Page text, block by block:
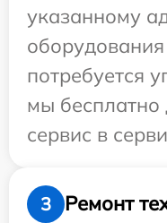
указанному
потребуется
мы бесплатно
сервис в
3 Ремонт